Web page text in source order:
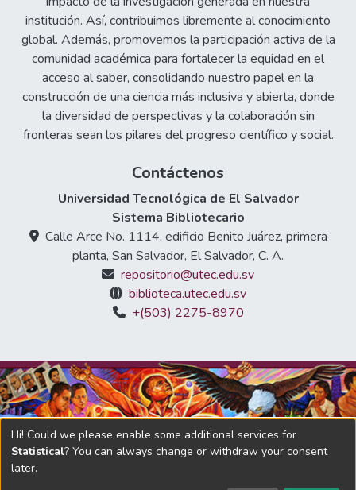
institución. Así, contribuimos libremente al conocimiento
global. Además, promovemos la participación activa de la
comunidad académica para fortalecer la equidad en el
acceso al saber, consolidando nuestro papel en la
construcción de una ciencia más inclusiva y abierta, donde
la diversidad de perspectivas y la colaboración sin
fronteras sean los pilares del progreso científico y social.
Contáctenos
Universidad Tecnológica de El Salvador
Sistema Bibliotecario
Calle Arce No. 1114, edificio Benito Juárez, primera
planta, San Salvador, El Salvador, C. A.
repositorio@utec.edu.sv
biblioteca.utec.edu.sv
+(503) 2275-8970
Hi! Could we please enable some additional services for
Statistical? You can always change or withdraw your consent
later.